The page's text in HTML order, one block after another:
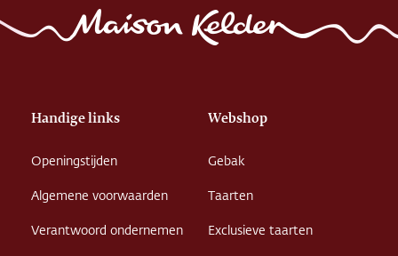
Handige links
Openingstijden
Algemene voorwaarden
Verantwoord ondernemen
Webshop
Gebak
Taarten
Exclusieve taarten